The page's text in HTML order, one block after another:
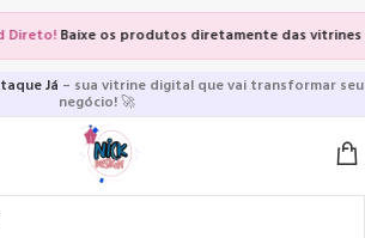
Baixe os produtos diretamente das vitrines e
Já – sua vitrine digital que vai transformar seu
negócio!🚀